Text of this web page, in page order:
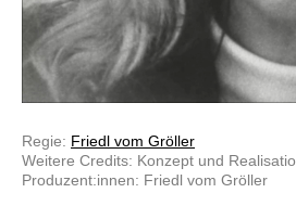
Regie: Friedl vom Gröller
Weitere Credits: Konzept und
Produzent:innen: Friedl vom Gröller